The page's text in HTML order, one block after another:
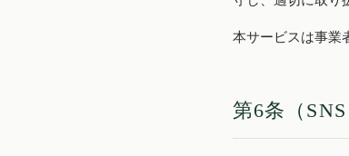
本サービスは事業
第6条（